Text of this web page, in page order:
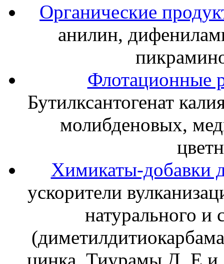
Органические
анилин,
Флотационные
Бутилксантогенат
молибденовых,
Химикаты-добавки
ускорители
натурального и
цинка, Тиурамы Д, Е и